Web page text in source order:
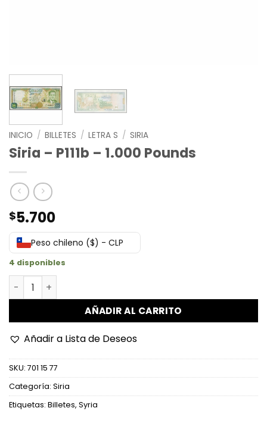
INICIO / BILLETES / LETRA S / SIRIA
Siria – P111b – 1.000 Pounds
$5.700
Peso chileno ($) - CLP
4 disponibles
Siria - P111b - 1.000 Pounds cantidad
AÑADIR AL CARRITO
Añadir a Lista de Deseos
SKU: 701 15 77
Categoría: Siria
Etiquetas: Billetes, Syria